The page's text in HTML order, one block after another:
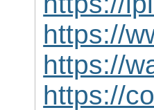
https://
https://
https://